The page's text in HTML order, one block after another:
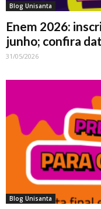
Blog Unisanta
Enem 2026:
junho; confira
31/05/2026
Blog Unisanta